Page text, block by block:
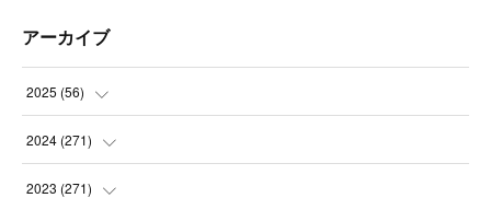
アーカイブ
2025 (56)
(14
(21
2024 (271)
(21
2023 (271)